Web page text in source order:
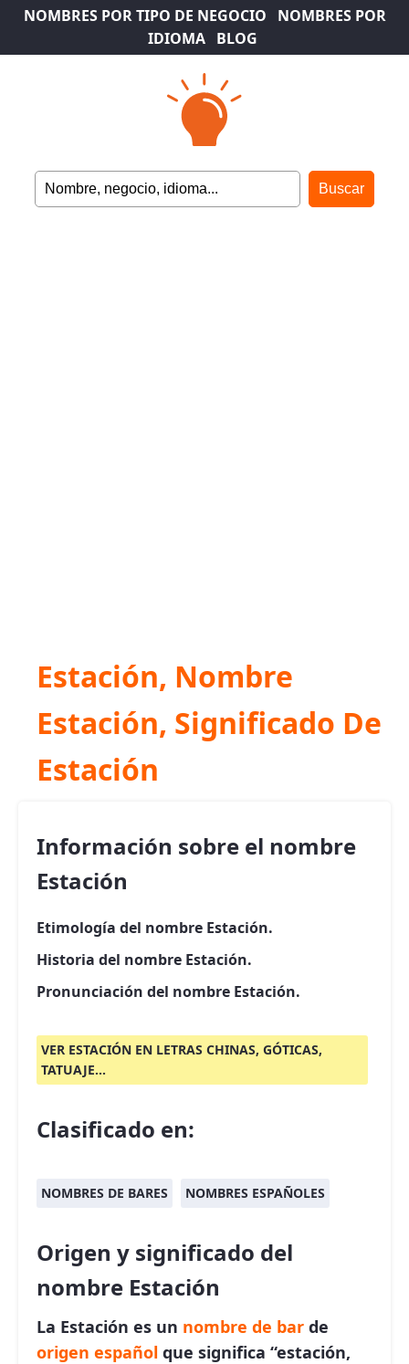
NOMBRES POR TIPO DE NEGOCIO
NOMBRES POR
IDIOMA
BLOG
Estación, Nombre
Estación, Significado De
Estación
Información sobre el nombre
Estación
Etimología del nombre Estación.
Historia del nombre Estación.
Pronunciación del nombre Estación.
VER ESTACIÓN EN LETRAS CHINAS, GÓTICAS,
TATUAJE...
Clasificado en:
NOMBRES DE BARES NOMBRES ESPAÑOLES
Origen y significado del
nombre Estación
La Estación es un nombre de bar de
origen español que significa “estación,